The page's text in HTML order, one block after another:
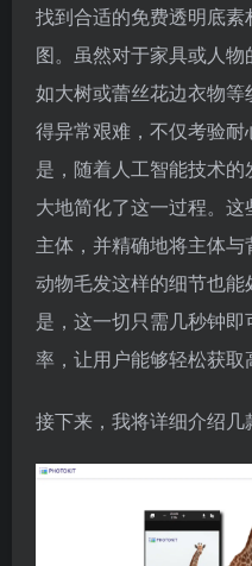
找到合适的免费透明底
图。虽然对于家具或人
如大树或蕾丝花边衣物
得异常艰难，不仅考验耐
是，随着人工智能技术的
大地简化了这一过程。
主体，并精确地将主体
动物毛发这样的细节也
是，这一切只需几秒钟
率，让用户能够轻松获取
接下来，我将详细介绍几